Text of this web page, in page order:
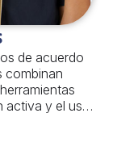
de acuerdo
combinan
activa y el uso
autonomía y